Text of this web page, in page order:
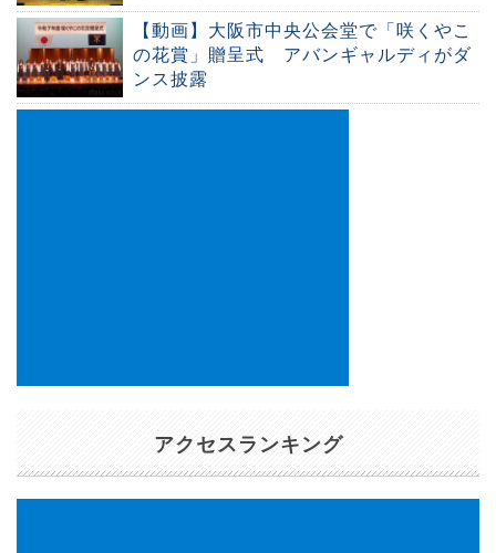
【動画】大阪市中央公会堂で「咲くやこ
の花賞」贈呈式 アバンギャルディがダ
ンス披露
アクセスランキング